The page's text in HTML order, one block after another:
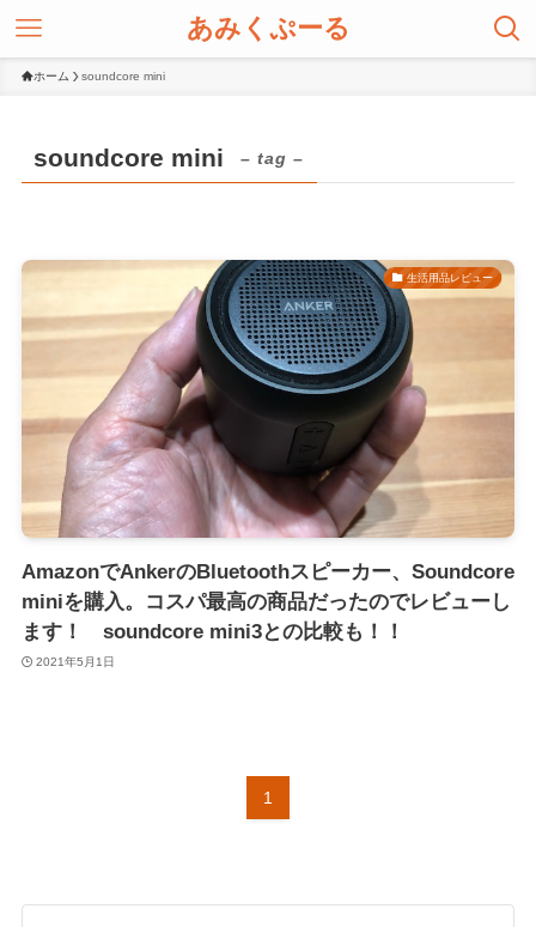
あみくぷーる
ホーム soundcore mini
soundcore mini – tag –
生活用品レビュー
AmazonでAnkerのBluetoothスピーカー、Soundcore
miniを購入。コスパ最高の商品だったのでレビューし
ます！ soundcore mini3との比較も！！
2021年5月1日
1